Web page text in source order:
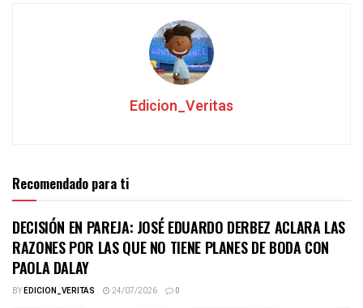
Edicion_Veritas
Recomendado para ti
DECISIÓN EN PAREJA: JOSÉ EDUARDO DERBEZ ACLARA LAS
RAZONES POR LAS QUE NO TIENE PLANES DE BODA CON
PAOLA DALAY
BYEDICION_VERITAS 24/07/2026 0